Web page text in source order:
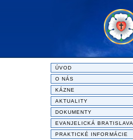
ÚVOD
O NÁS
KÁZNE
AKTUALITY
DOKUMENTY
EVANJELICKÁ BRATISLAVA
PRAKTICKÉ INFORMÁCIE